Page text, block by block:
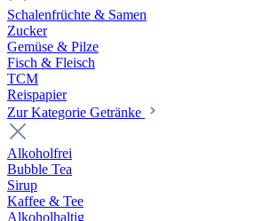
Schalenfrüchte & Samen
Zucker
Gemüse & Pilze
Fisch & Fleisch
TCM
Reispapier
Zur Kategorie Getränke
Alkoholfrei
Bubble Tea
Sirup
Kaffee & Tee
Alkoholhaltig